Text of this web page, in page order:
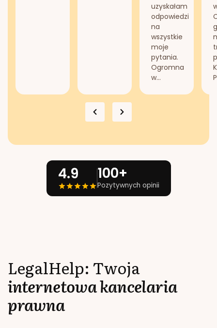
uzyskałam
odpowiedzi
na
wszystkie
moje
pytania.
Ogromna
w...
4.9 100+
Pozytywnych opinii
LegalHelp: Twoja
internetowa kancelaria
prawna